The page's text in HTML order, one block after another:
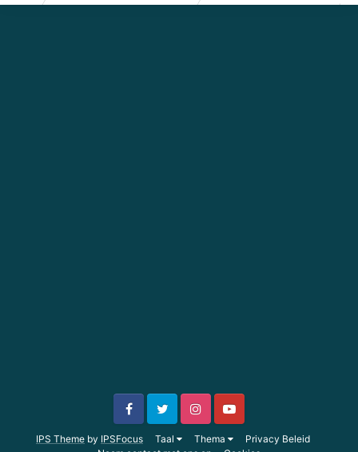
IPS Theme by IPSFocus Taal Thema
Privacy Beleid